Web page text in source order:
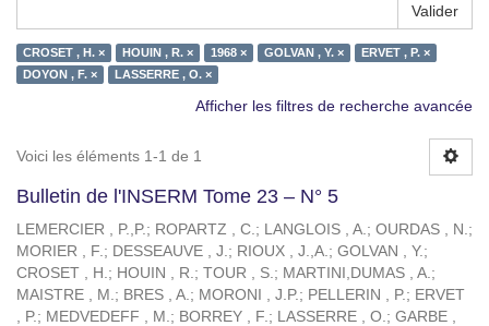
Valider
CROSET , H. × HOUIN , R. × 1968 × GOLVAN , Y. ×
ERVET , P. ×
DOYON , F. ×
LASSERRE , O. ×
Afficher les filtres de recherche avancée
Voici les éléments 1-1 de 1
Bulletin de l'INSERM Tome 23 – N° 5
LEMERCIER , P.,P.; ROPARTZ , C.; LANGLOIS , A.; OURDAS , N.;
MORIER , F.; DESSEAUVE , J.; RIOUX , J.,A.; GOLVAN , Y.;
CROSET , H.; HOUIN , R.; TOUR , S.; MARTINI,DUMAS , A.;
MAISTRE , M.; BRES , A.; MORONI , J.P.; PELLERIN , P.; ERVET
, P.; MEDVEDEFF , M.; BORREY , F.; LASSERRE , O.; GARBE ,